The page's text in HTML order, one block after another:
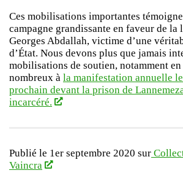
Ces mobilisations importantes
campagne grandissante en faveur de la
Georges Abdallah, victime d’une
d’État. Nous devons plus que jamais
mobilisations de soutien, notamment
nombreux à la manifestation annuelle
prochain devant la prison de
incarcéré.
Publié le 1er septembre 2020 sur
Vaincra